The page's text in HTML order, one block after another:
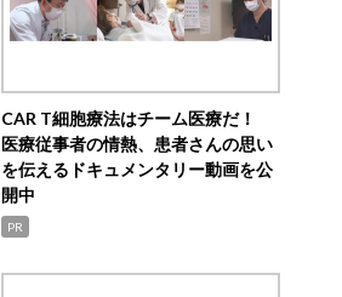
CAR T細胞療法はチーム医療だ！
医療従事者の情熱、患者さんの思い
を伝えるドキュメンタリー動画を公
開中
PR